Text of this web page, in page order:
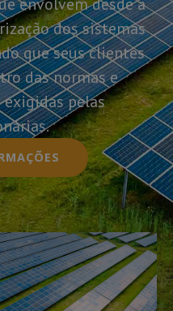
dos sistemas
que seus clientes
das normas e
pelas